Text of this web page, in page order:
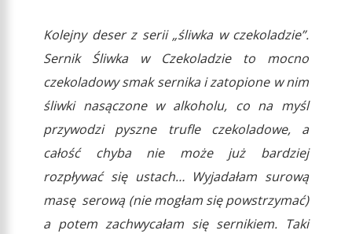
Kolejny deser z serii „śliwka w czekoladzie”.
Sernik Śliwka w Czekoladzie to mocno
czekoladowy smak sernika i zatopione w nim
śliwki nasączone w alkoholu, co na myśl
przywodzi pyszne trufle czekoladowe, a
całość chyba nie może już bardziej
rozpływać się ustach… Wyjadałam surową
masę serową (nie mogłam się powstrzymać)
a potem zachwycałam się sernikiem. Taki